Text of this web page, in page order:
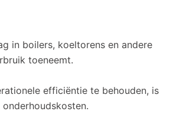
in boilers, koeltorens en andere
toeneemt.
efficiëntie te behouden, is